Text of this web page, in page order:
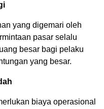
yang digemari oleh
pasar selalu
besar bagi pelaku
yang besar.
biaya operasional